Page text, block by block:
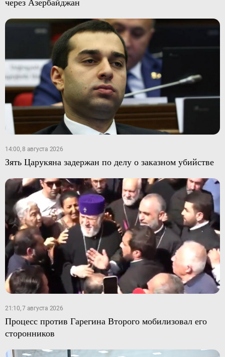
14:00, 8 августа 2026
Зять Царукяна задержан по делу о заказном убийстве
21:10, 7 августа 2026
Процесс против Гарегина Второго мобилизовал его
сторонников